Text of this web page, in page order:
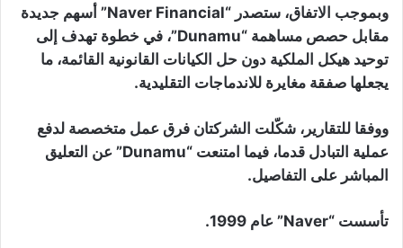
وبموجب الاتفاق، ستصدر “Naver Financial” أسهم جديدة
مقابل حصص مساهمة “Dunamu”، في خطوة تهدف إلى
توحيد هيكل الملكية دون حل الكيانات القانونية القائمة، ما
يجعلها صفقة مغايرة للاندماجات التقليدية.
ووفقا للتقارير، شكّلت الشركتان فرق عمل متخصصة لدفع
عملية التبادل قدما، فيما امتنعت “Dunamu” عن التعليق
المباشر على التفاصيل.
تأسست “Naver” عام 1999.